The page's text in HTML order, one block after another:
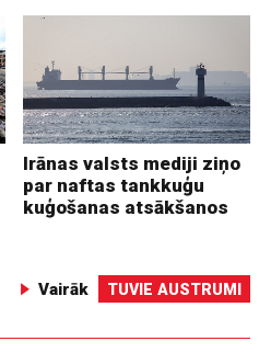
Irānas valsts mediji ziņo
par naftas tankkuģu
kuģošanas atsākšanos
Vairāk TUVIE AUSTRUMI